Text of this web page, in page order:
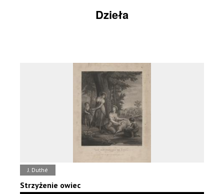
Dzieła
J. Duthé
Strzyżenie owiec